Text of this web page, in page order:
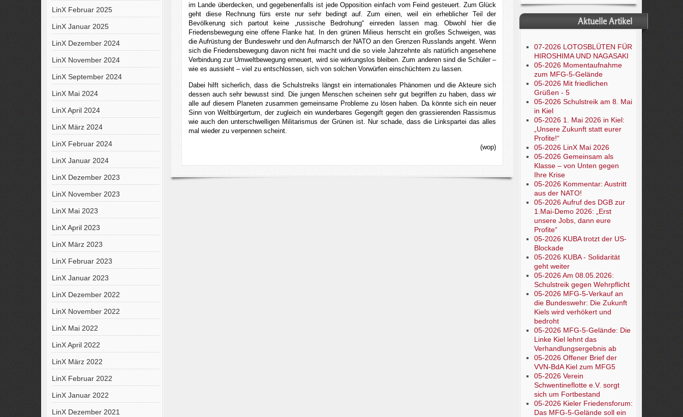
LinX Februar 2025
LinX Januar 2025
LinX Dezember 2024
LinX November 2024
LinX September 2024
LinX Mai 2024
LinX April 2024
LinX März 2024
LinX Februar 2024
LinX Januar 2024
LinX Dezember 2023
LinX November 2023
LinX Mai 2023
LinX April 2023
LinX März 2023
LinX Februar 2023
LinX Januar 2023
LinX Dezember 2022
LinX November 2022
LinX Mai 2022
LinX April 2022
LinX März 2022
LinX Februar 2022
LinX Januar 2022
LinX Dezember 2021
im Lande überdecken, und gegebenenfalls ist jede Opposition einfach vom Feind gesteuert. Zum Glück
geht diese Rechnung fürs erste nur sehr bedingt auf. Zum einen, weil ein erheblicher Teil der
Bevölkerung sich partout keine „russische Bedrohung“ einreden lassen mag. Obwohl hier die
Friedensbewegung eine offene Flanke hat. In den grünen Milieus herrscht ein großes Schweigen, was
die Aufrüstung der Bundeswehr und den Aufmarsch der NATO an den Grenzen Russlands angeht. Wenn
sich die Friedensbewegung davon nicht frei macht und die so viele Jahrzehnte als natürlich angesehene
Verbindung zur Umweltbewegung erneuert, wird sie wirkungslos bleiben. Zum anderen sind die Schüler –
wie es aussieht – viel zu entschlossen, sich von solchen Vorwürfen einschüchtern zu lassen.
Dabei hilft sicherlich, dass die Schulstreiks längst ein internationales Phänomen und die Akteure sich
dessen auch sehr bewusst sind. Die jungen Menschen scheinen sehr gut begriffen zu haben, dass wir
alle auf diesem Planeten zusammen gemeinsame Probleme zu lösen haben. Da könnte sich ein neuer
Sinn von Weltbürgertum, der zugleich ein wunderbares Gegengift gegen den grassierenden Rassismus
wie auch den unterschwelligen Militarismus der Grünen ist. Nur schade, dass die Linkspartei das alles
mal wieder zu verpennen scheint.
(wop)
Aktuelle Artikel
07-2026 LOTOSBLÜTEN FÜR
HIROSHIMA UND NAGASAKI
05-2026 Momentaufnahme
zum MFG-5-Gelände
05-2026 Mit friedlichen
Grüßen - 5
05-2026 Schulstreik am 8. Mai
in Kiel
05-2026 1. Mai 2026 in Kiel:
„Unsere Zukunft statt eurer
Profite!“
05-2026 LinX Mai 2026
05-2026 Gemeinsam als
Klasse – von Unten gegen
Ihre Krise
05-2026 Kommentar: Austritt
aus der NATO!
05-2026 Aufruf des DGB zur
1.Mai-Demo 2026: „Erst
unsere Jobs, dann eure
Profite“
05-2026 KUBA trotzt der US-
Blockade
05-2026 KUBA - Solidarität
geht weiter
05-2026 Am 08.05.2026:
Schulstreik gegen Wehrpflicht
05-2026 MFG-5-Verkauf an
die Bundeswehr: Die Zukunft
Kiels wird verhökert und
bedroht
05-2026 MFG-5-Gelände: Die
Linke Kiel lehnt das
Verhandlungsergebnis ab
05-2026 Offener Brief der
VVN-BdA Kiel zum MFG5
05-2026 Verein
Schwentineflotte e.V. sorgt
sich um Fortbestand
05-2026 Kieler Friedensforum:
Das MFG-5-Gelände soll ein